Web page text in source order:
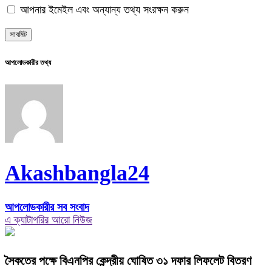
আপনার ইমেইল এবং অন্যান্য তথ্য সংরক্ষন করুন
আপলোডকারীর তথ্য
Akashbangla24
আপলোডকারীর সব সংবাদ
এ ক্যাটাগরির আরো নিউজ
সৈকতের পক্ষে বিএনপির কেন্দ্রীয় ঘোষিত ৩১ দফার লিফলেট বিতরণ